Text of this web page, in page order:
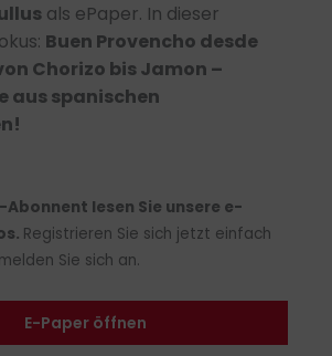
als ePaper. In dieser
Buen Provencho desde
Chorizo bis Jamon –
aus spanischen
!
lesen Sie unsere e-
Registrieren Sie sich jetzt einfach
Sie sich an.
E-Paper öffnen